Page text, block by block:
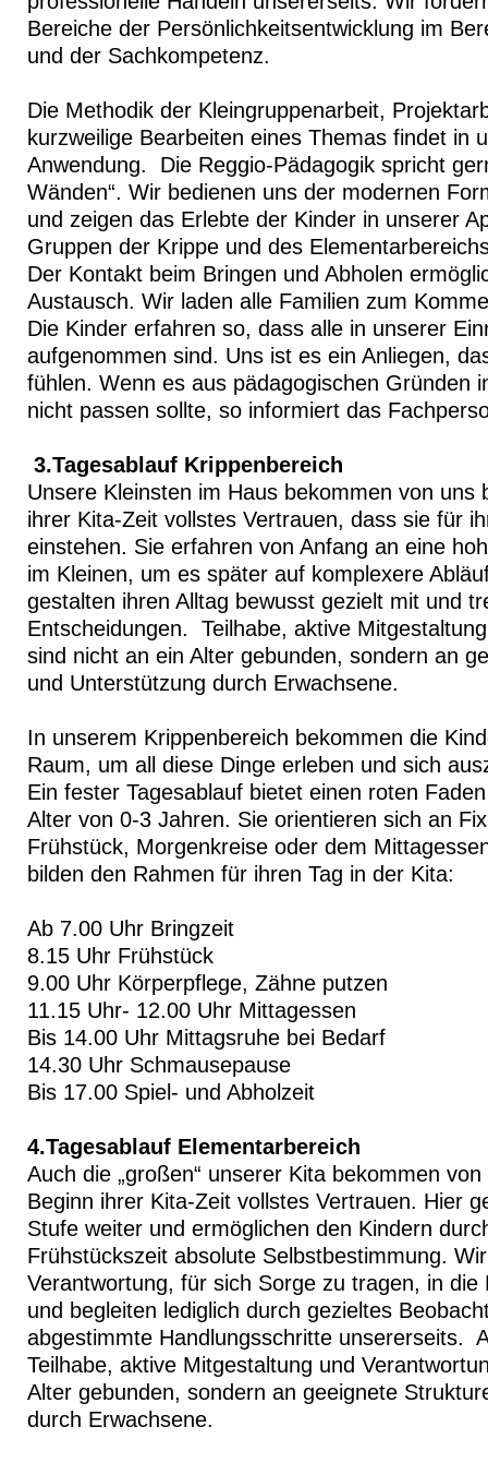
Bereiche der Persönlichkeitsentwicklung im
und der Sachkompetenz.
Die Methodik der Kleingruppenarbeit,
kurzweilige Bearbeiten eines Themas findet in
Anwendung. Die Reggio-Pädagogik spricht
Wänden“. Wir bedienen uns der modernen
und zeigen das Erlebte der Kinder in unserer
Gruppen der Krippe und des
Der Kontakt beim Bringen und Abholen
Austausch. Wir laden alle Familien zum
Die Kinder erfahren so, dass alle in unserer
aufgenommen sind. Uns ist es ein Anliegen,
fühlen. Wenn es aus pädagogischen Gründen
nicht passen sollte, so informiert das
3.Tagesablauf Krippenbereich
Unsere Kleinsten im Haus bekommen von uns
ihrer Kita-Zeit vollstes Vertrauen, dass sie für
einstehen. Sie erfahren von Anfang an eine
im Kleinen, um es später auf komplexere
gestalten ihren Alltag bewusst gezielt mit und
Entscheidungen. Teilhabe, aktive
sind nicht an ein Alter gebunden, sondern an
und Unterstützung durch Erwachsene.
In unserem Krippenbereich bekommen die
Raum, um all diese Dinge erleben und sich
Ein fester Tagesablauf bietet einen roten
Alter von 0-3 Jahren. Sie orientieren sich an
Frühstück, Morgenkreise oder dem
bilden den Rahmen für ihren Tag in der Kita:
Ab 7.00 Uhr Bringzeit
8.15 Uhr Frühstück
9.00 Uhr Körperpflege, Zähne putzen
11.15 Uhr- 12.00 Uhr Mittagessen
Bis 14.00 Uhr Mittagsruhe bei Bedarf
14.30 Uhr Schmausepause
Bis 17.00 Spiel- und Abholzeit
4.Tagesablauf Elementarbereich
Auch die „großen“ unserer Kita bekommen
Beginn ihrer Kita-Zeit vollstes Vertrauen. Hier
Stufe weiter und ermöglichen den Kindern
Frühstückszeit absolute Selbstbestimmung.
Verantwortung, für sich Sorge zu tragen, in die
und begleiten lediglich durch gezieltes
abgestimmte Handlungsschritte unsererseits.
Teilhabe, aktive Mitgestaltung und
Alter gebunden, sondern an geeignete
durch Erwachsene.